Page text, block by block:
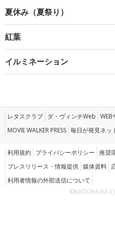
夏休み（夏祭り）
紅葉
イルミネーション
レタスクラブ ダ・ヴィンチWeb WEB
MOVIE WALKER PRESS 毎日が発見ネッ
利用規約 プライバシーポリシー 推奨
プレスリリース・情報提供 媒体資料
利用者情報の外部送信について
©KADOKAWA